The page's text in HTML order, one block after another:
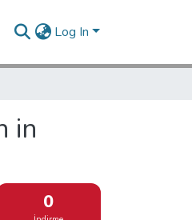
Log In
in
0